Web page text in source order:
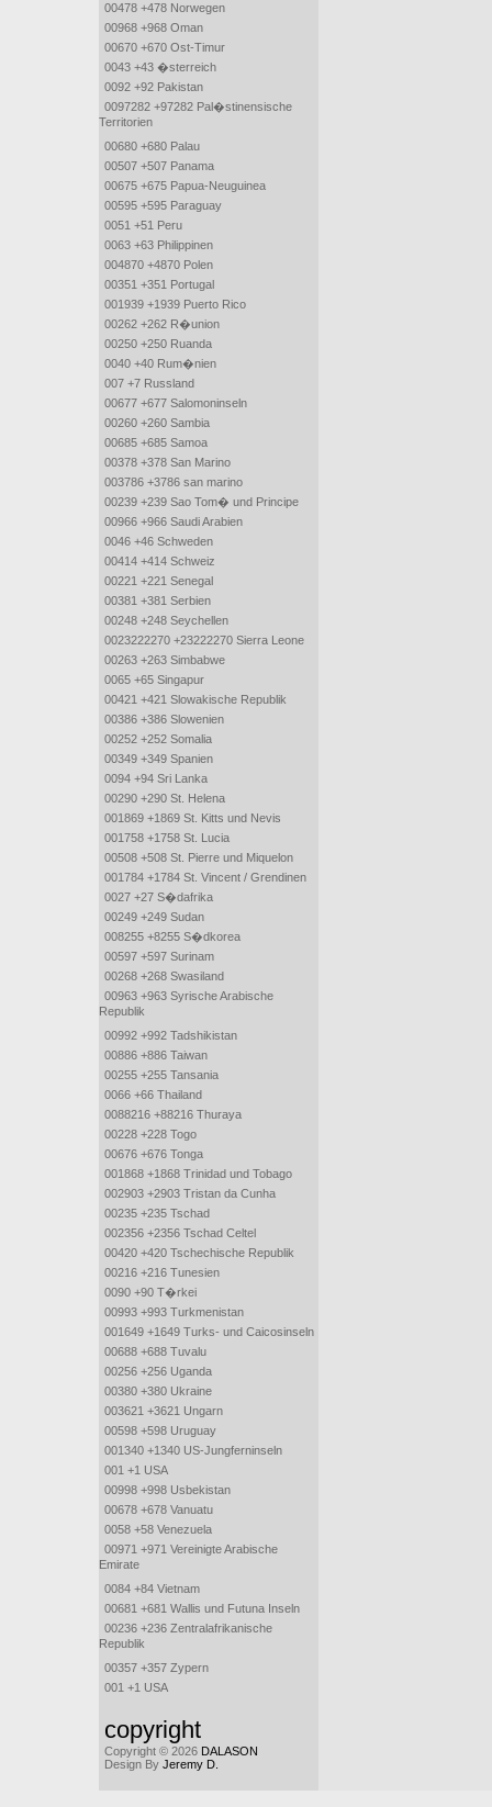
00478 +478 Norwegen
00968 +968 Oman
00670 +670 Ost-Timur
0043 +43 �sterreich
0092 +92 Pakistan
0097282 +97282 Pal�stinensische
Territorien
00680 +680 Palau
00507 +507 Panama
00675 +675 Papua-Neuguinea
00595 +595 Paraguay
0051 +51 Peru
0063 +63 Philippinen
004870 +4870 Polen
00351 +351 Portugal
001939 +1939 Puerto Rico
00262 +262 R�union
00250 +250 Ruanda
0040 +40 Rum�nien
007 +7 Russland
00677 +677 Salomoninseln
00260 +260 Sambia
00685 +685 Samoa
00378 +378 San Marino
003786 +3786 san marino
00239 +239 Sao Tom� und Principe
00966 +966 Saudi Arabien
0046 +46 Schweden
00414 +414 Schweiz
00221 +221 Senegal
00381 +381 Serbien
00248 +248 Seychellen
0023222270 +23222270 Sierra Leone
00263 +263 Simbabwe
0065 +65 Singapur
00421 +421 Slowakische Republik
00386 +386 Slowenien
00252 +252 Somalia
00349 +349 Spanien
0094 +94 Sri Lanka
00290 +290 St. Helena
001869 +1869 St. Kitts und Nevis
001758 +1758 St. Lucia
00508 +508 St. Pierre und Miquelon
001784 +1784 St. Vincent / Grendinen
0027 +27 S�dafrika
00249 +249 Sudan
008255 +8255 S�dkorea
00597 +597 Surinam
00268 +268 Swasiland
00963 +963 Syrische Arabische
Republik
00992 +992 Tadshikistan
00886 +886 Taiwan
00255 +255 Tansania
0066 +66 Thailand
0088216 +88216 Thuraya
00228 +228 Togo
00676 +676 Tonga
001868 +1868 Trinidad und Tobago
002903 +2903 Tristan da Cunha
00235 +235 Tschad
002356 +2356 Tschad Celtel
00420 +420 Tschechische Republik
00216 +216 Tunesien
0090 +90 T�rkei
00993 +993 Turkmenistan
001649 +1649 Turks- und Caicosinseln
00688 +688 Tuvalu
00256 +256 Uganda
00380 +380 Ukraine
003621 +3621 Ungarn
00598 +598 Uruguay
001340 +1340 US-Jungferninseln
001 +1 USA
00998 +998 Usbekistan
00678 +678 Vanuatu
0058 +58 Venezuela
00971 +971 Vereinigte Arabische
Emirate
0084 +84 Vietnam
00681 +681 Wallis und Futuna Inseln
00236 +236 Zentralafrikanische
Republik
00357 +357 Zypern
001 +1 USA
copyright
Copyright © 2026 DALASON
Design By Jeremy D.